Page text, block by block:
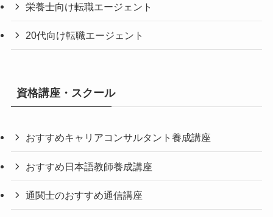
栄養士向け転職エージェント
20代向け転職エージェント
資格講座・スクール
おすすめキャリアコンサルタント養成講座
おすすめ日本語教師養成講座
通関士のおすすめ通信講座